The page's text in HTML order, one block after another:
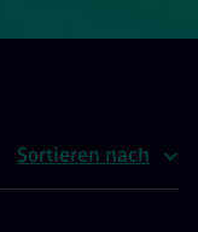
Sortieren nach